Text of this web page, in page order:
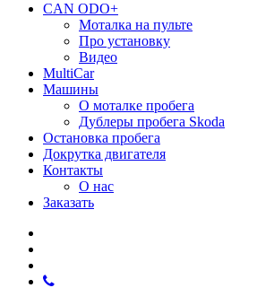
CAN ODO+
Моталка на пульте
Про установку
Видео
MultiCar
Машины
О моталке пробега
Дублеры пробега Skoda
Остановка пробега
Докрутка двигателя
Контакты
О нас
Заказать